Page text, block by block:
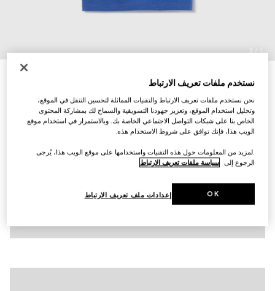
1
/
3
تي شيرت من القطن للأطفال مع طبعة
SAR 1,250
تنويعاتأزرق
نستخدم ملفات تعريف الارتباط
نحن نستخدم ملفات تعريف الارتباط والتقنيات المماثلة لتحسين التنقل في الموقع،
وتحليل استخدام الموقع، وتعزيز جهودنا التسويقية والسماح لك بمشاركة المحتوى
الخاص بنا على شبكات التواصل الاجتماعي الخاصة بك. وبالاستمرار في استخدام موقع
الويب هذا، فإنك توافق على شروط الاستخدام هذه.
.لمزيد من المعلومات حول هذه التقنيات واستخدامها على موقع الويب هذا، يُرجى
الرجوع إلى سياسة ملفات تعريف الارتباط
إعدادات ملف تعريف الارتباط OK